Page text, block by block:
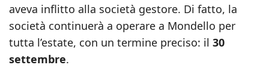
aveva inflitto alla società gestore. Di fatto, la
società continuerà a operare a Mondello per
tutta l’estate, con un termine preciso: il 30
settembre.